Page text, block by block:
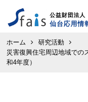
公益財団法人
仙台応用情
ホーム
研究活動
災害復興住宅周辺地域での
和4年度）